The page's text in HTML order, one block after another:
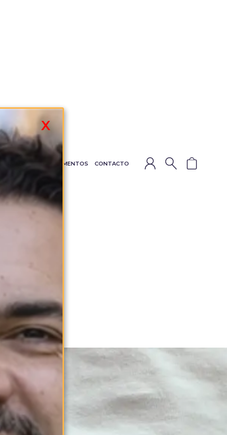
SUDADERAS COMPLEMENTOS CONTACTO
X
Bañador Pulpos Rojo
19.99€
S